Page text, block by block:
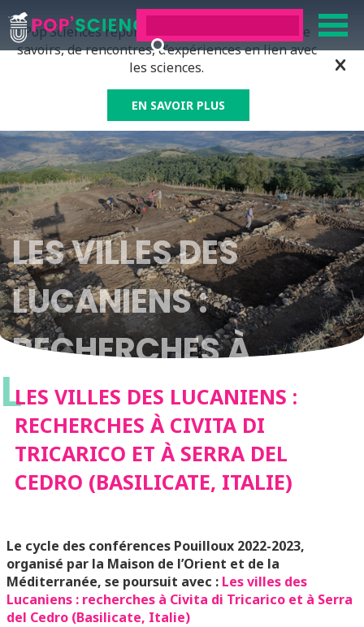
Pop’Sciences répond à tous ceux qui ont soif de
savoirs, de rencontres, d’expériences en lien avec
les sciences.
EN SAVOIR PLUS
LES VILLES DES
LUCANIENS :
RECHERCHES À
CIVITA DI TRICARICO
ET À SERRA DEL
CEDRO (BASILICATE,
ITALIE)
LLES VILLES DES LUCANIENS :
RECHERCHES À CIVITA DI
TRICARICO ET À SERRA DEL
CEDRO (BASILICATE, ITALIE)
Le cycle des conférences Pouilloux 2022-2023,
organisé par la Maison de l’Orient et de la
Méditerranée, se poursuit avec : Les villes des
Lucaniens : recherches à Civita di Tricarico et à Serra
del Cedro (Basilicate, Italie)